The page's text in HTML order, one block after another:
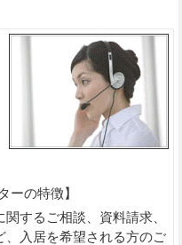
ーの特徴】
るご相談、資料請求、
、入居を希望される方のご